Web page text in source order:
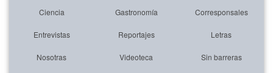
Ciencia Gastronomía Corresponsales
Entrevistas Reportajes Letras
Nosotras Videoteca Sin barreras